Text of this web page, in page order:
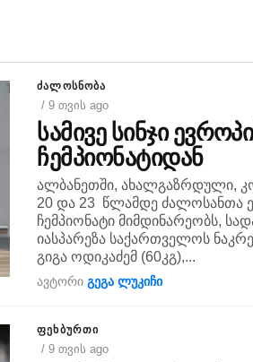
ᲫᲐᲚᲝᲡᲜᲝᲑᲐ
/ 9 თვის ago
სამივე სინჯი
ჩემპიონატიდან
ალბანეთში, ახალგაზრდული,
20 და 23 წლამდე ძალოსანთა
ჩემპიონატი მიმდინარეობს,
იასპარეზა საქართველოს
გიგა ოდიკაძემ (60კგ),...
ავტორიგეგა ლუკიჩი
ᲤᲔᲮᲑᲣᲠᲗᲘ
/ 9 თვის ago